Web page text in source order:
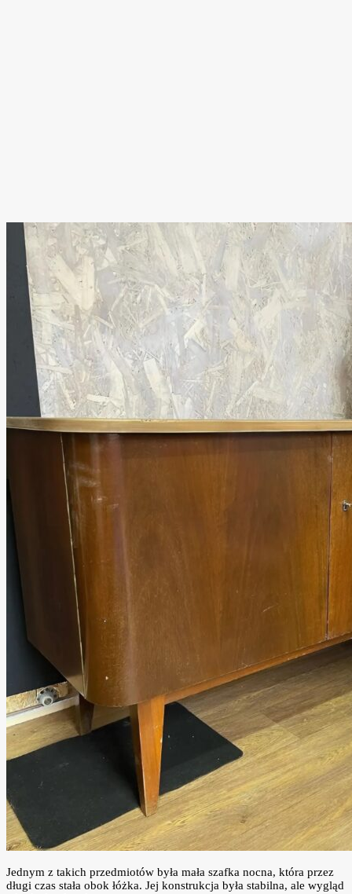
Jednym z takich przedmiotów była mała szafka nocna, która przez
długi czas stała obok łóżka. Jej konstrukcja była stabilna, ale wygląd